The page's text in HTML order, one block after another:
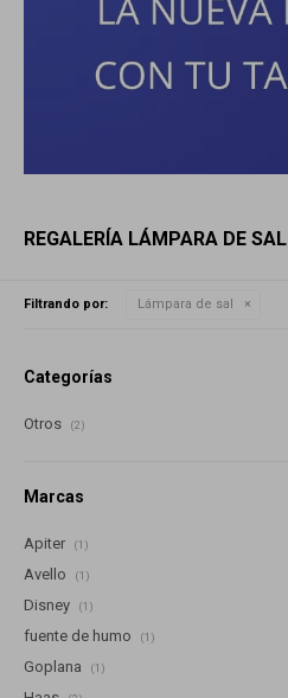
REGALERÍA LÁMPARA DE SAL
Filtrando por: Lámpara de sal
Categorías
Otros (2)
Marcas
Apiter (1)
Avello (1)
Disney (1)
fuente de humo (1)
Goplana (1)